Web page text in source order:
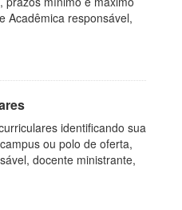
Acadêmica responsável,
identificando sua
ou polo de oferta,
docente ministrante,